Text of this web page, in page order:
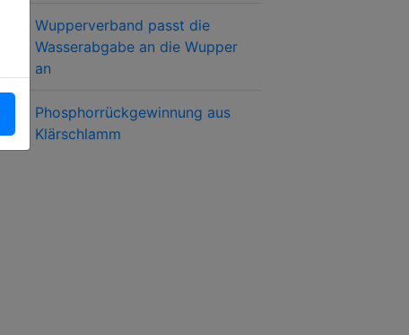
Wupperverband passt die
Wasserabgabe an die Wupper
an
Phosphorrückgewinnung aus
Klärschlamm